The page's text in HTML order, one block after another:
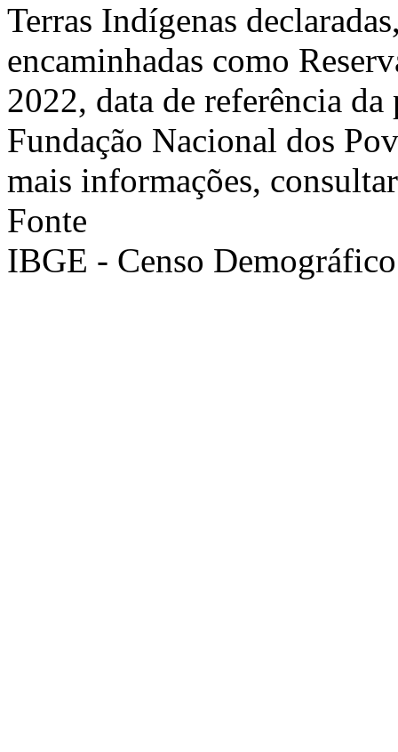
Terras Indígenas
encaminhadas como
2022, data de referência
Fundação Nacional dos
mais informações,
Fonte
IBGE - Censo Demográfico